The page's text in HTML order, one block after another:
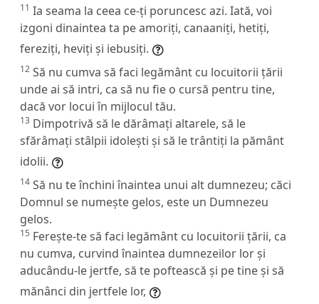
11 Ia seama la ceea ce-ți poruncesc azi. Iată, voi
izgoni dinaintea ta pe amoriți, canaaniți, hetiți,
fereziți, heviți și iebusiți.
12 Să nu cumva să faci legământ cu locuitorii țării
unde ai să intri, ca să nu fie o cursă pentru tine,
dacă vor locui în mijlocul tău.
13 Dimpotrivă să le dărâmați altarele, să le
sfărâmați stâlpii idolești și să le trântiți la pământ
idolii.
14 Să nu te închini înaintea unui alt dumnezeu; căci
Domnul se numește gelos, este un Dumnezeu
gelos.
15 Ferește-te să faci legământ cu locuitorii țării, ca
nu cumva, curvind înaintea dumnezeilor lor și
aducându-le jertfe, să te poftească și pe tine și să
mănânci din jertfele lor,